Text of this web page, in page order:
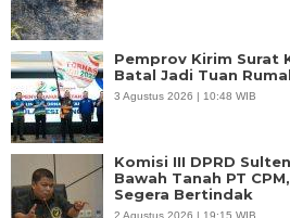
Pemprov Kirim Surat
Batal Jadi Tuan
3 Agustus 2026 | 10:48 WIB
Komisi III DPRD
Bawah Tanah PT
Segera Bertindak
2 Agustus 2026 | 19:15 WIB